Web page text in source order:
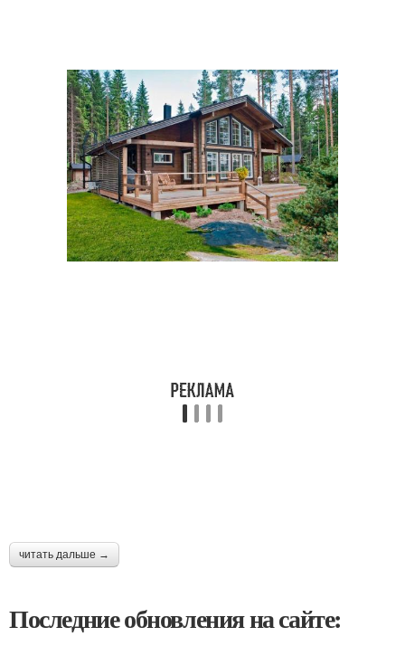
читать дальше →
Последние обновления на сайте: